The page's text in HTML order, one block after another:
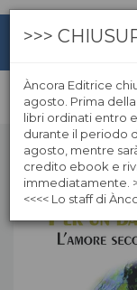
>>>
Àncora Editrice
agosto. Prima
libri ordinati entro
durante il periodo
agosto, mentre
credito ebook e
immediatamente.
<<<< Lo staff di